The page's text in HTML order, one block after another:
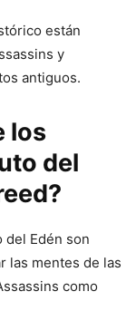
están
y
antiguos.
los
del
del Edén son
las mentes de las
como